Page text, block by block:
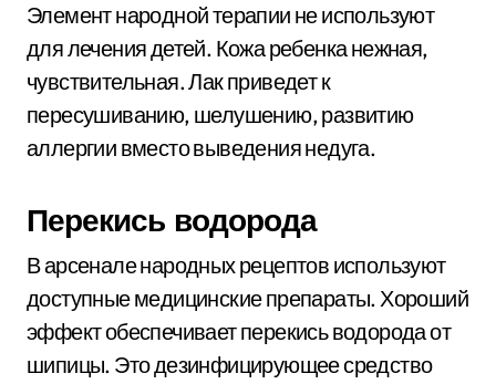
Элемент народной терапии не используют
для лечения детей. Кожа ребенка нежная,
чувствительная. Лак приведет к
пересушиванию, шелушению, развитию
аллергии вместо выведения недуга.
Перекись водорода
В арсенале народных рецептов используют
доступные медицинские препараты. Хороший
эффект обеспечивает перекись водорода от
шипицы. Это дезинфицирующее средство